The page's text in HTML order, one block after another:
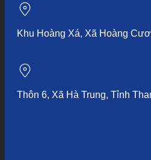
Khu Hoàng Xá, Xã Hoàng
Thôn 6, Xã Hà Trung, Tỉnh